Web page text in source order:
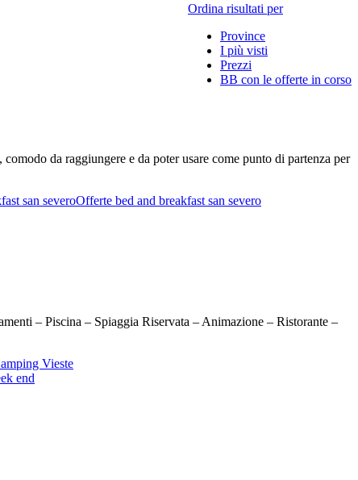
Ordina risultati per
Province
I più visti
Prezzi
BB con le offerte in corso
da raggiungere e da poter usare come punto di partenza per
san severoOfferte bed and breakfast san severo
– Piscina – Spiaggia Riservata – Animazione – Ristorante –
Vieste
end